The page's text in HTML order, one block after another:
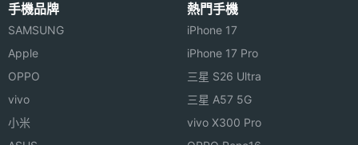
Compufon Table Phonetbook 功能特色
◎ 直立式機身設計、雙鏡頭
◎ 支援 3.5mm 耳機插孔
◎ 採用 Android 3.0 作業系統
◎ 內建 NVIDIA Tegra 2, 1GHz 雙核心處理器
尺寸
主螢幕
色彩
手機品牌
SAMSUNG
Apple
OPPO
vivo
小米
熱門手機
iPhone 17
iPhone 17 Pro
三星 S26 Ultra
三星 A57 5G
vivo X300 Pro